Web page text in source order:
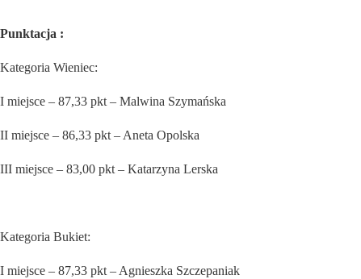
Punktacja :
Kategoria Wieniec:
I miejsce – 87,33 pkt – Malwina Szymańska
II miejsce – 86,33 pkt – Aneta Opolska
III miejsce – 83,00 pkt – Katarzyna Lerska
Kategoria Bukiet:
I miejsce – 87,33 pkt – Agnieszka Szczepaniak